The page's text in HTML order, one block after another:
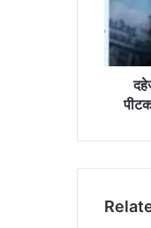
विवाहिता
को
पीट-
पीटकर
गंगा
थी